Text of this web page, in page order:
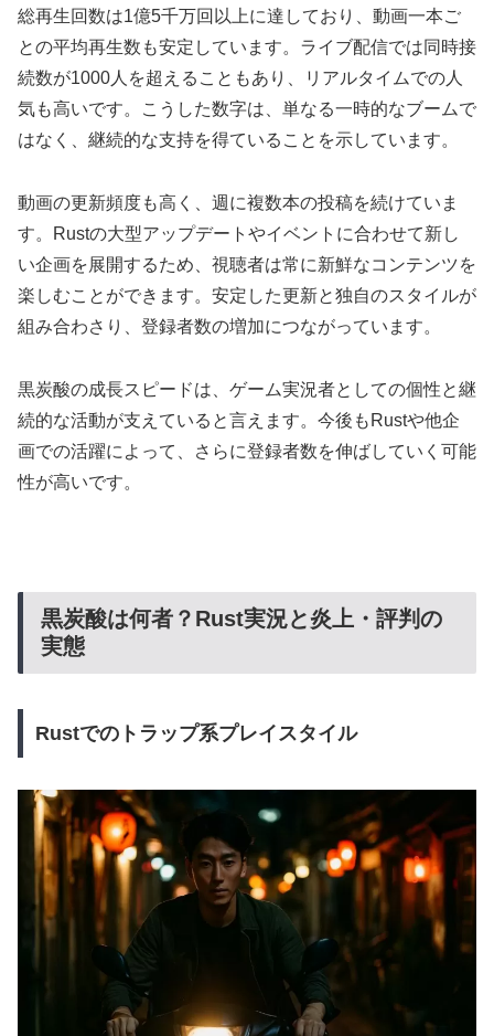
総再生回数は1億5千万回以上に達しており、動画一本ご
との平均再生数も安定しています。ライブ配信では同時接
続数が1000人を超えることもあり、リアルタイムでの人
気も高いです。こうした数字は、単なる一時的なブームで
はなく、継続的な支持を得ていることを示しています。
動画の更新頻度も高く、週に複数本の投稿を続けていま
す。Rustの大型アップデートやイベントに合わせて新し
い企画を展開するため、視聴者は常に新鮮なコンテンツを
楽しむことができます。安定した更新と独自のスタイルが
組み合わさり、登録者数の増加につながっています。
黒炭酸の成長スピードは、ゲーム実況者としての個性と継
続的な活動が支えていると言えます。今後もRustや他企
画での活躍によって、さらに登録者数を伸ばしていく可能
性が高いです。
黒炭酸は何者？Rust実況と炎上・評判の
実態
Rustでのトラップ系プレイスタイル